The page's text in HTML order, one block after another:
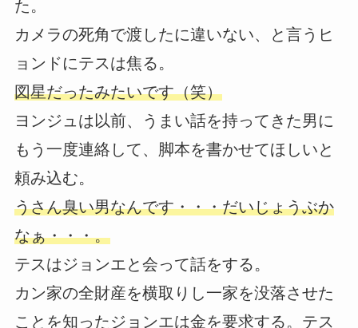
た。
カメラの死角で渡したに違いない、と言うヒ
ョンドにテスは焦る。
図星だったみたいです（笑）
ヨンジュは以前、うまい話を持ってきた男に
もう一度連絡して、脚本を書かせてほしいと
頼み込む。
うさん臭い男なんです・・・だいじょうぶか
なぁ・・・。
テスはジョンエと会って話をする。
カン家の全財産を横取りし一家を没落させた
ことを知ったジョンエは金を要求する。テス